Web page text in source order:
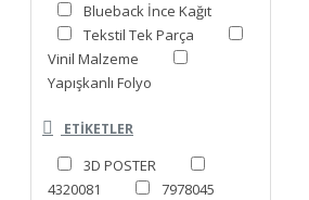
Blueback İnce Kağıt
Tekstil Tek Parça
Vinil Malzeme
Yapışkanlı Folyo
ETIKETLER
3D POSTER
4320081
7978045